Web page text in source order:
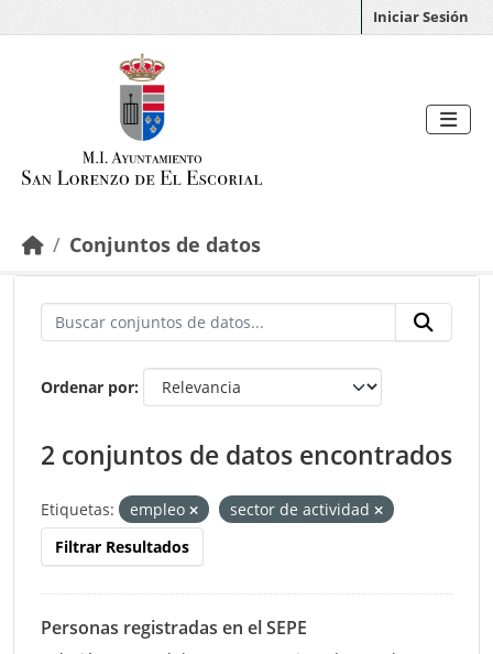
Iniciar Sesión
Conjuntos de datos
Ordenar por
2 conjuntos de datos encontrados
Etiquetas: empleo
sector de actividad
Filtrar Resultados
Personas registradas en el SEPE